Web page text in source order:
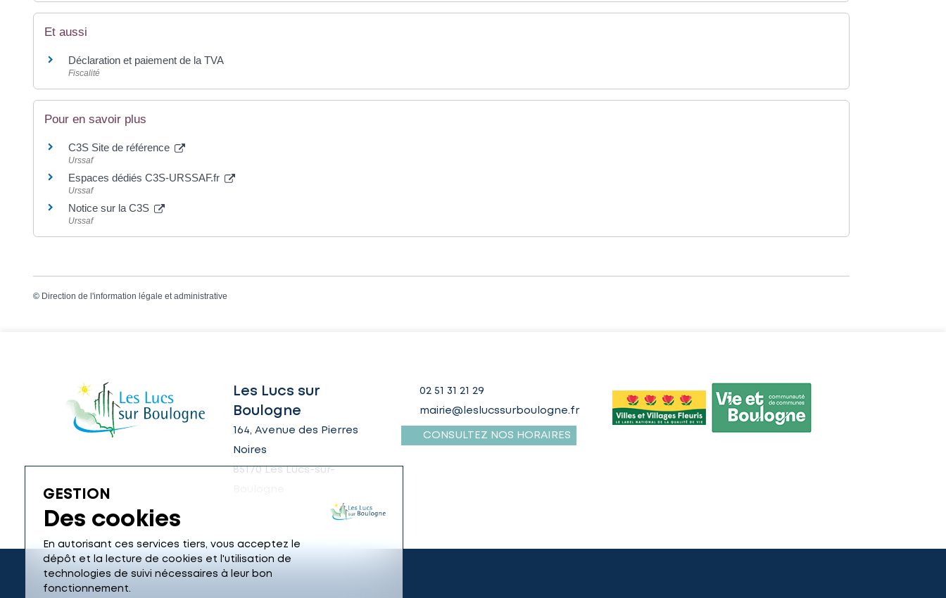
Et aussi
Déclaration et paiement de la TVA
Fiscalité
Pour en savoir plus
C3S Site de référence
Urssaf
Espaces dédiés C3S-URSSAF.fr
Urssaf
Notice sur la C3S
Urssaf
© Direction de l'information légale et administrative
Les Lucs sur
Boulogne
164, Avenue des Pierres
Noires
85170 Les Lucs-sur-
02 51 31 21 29
mairie@leslucssurboulogne.fr
CONSULTEZ NOS HORAIRES
GESTION
Des cookies
En autorisant ces services tiers, vous acceptez le
dépôt et la lecture de cookies et l'utilisation de
technologies de suivi nécessaires à leur bon
fonctionnement.